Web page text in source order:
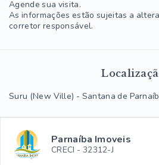
Agende sua visita.
As informações estão sujeitas a
corretor responsável.
Suru (New Ville) - Santana de
Parnaíba Imoveis
CRECI - 32312-J